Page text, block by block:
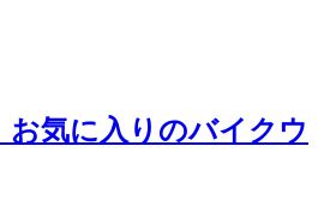
お気に入りのバイクウ